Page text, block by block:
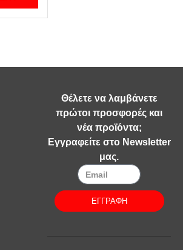
Θέλετε να λαμβάνετε
πρώτοι προσφορές και
νέα προϊόντα;
Εγγραφείτε στο Newsletter
μας.
ΕΓΓΡΑΦΗ